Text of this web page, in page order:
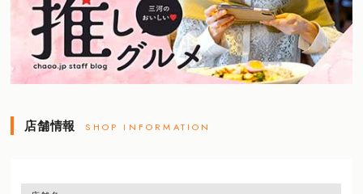
店舗情報 SHOP INFORMATION